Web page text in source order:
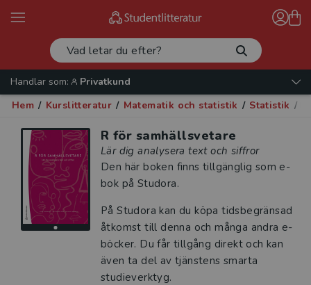
Handlar som:
Privatkund
Hem / Kurslitteratur / Matematik och statistik / Statistik /
R för samhällsvetare
Lär dig analysera text och siffror
Den här boken finns tillgänglig som e-
bok på Studora.
På Studora kan du köpa tidsbegränsad
åtkomst till denna och många andra e-
böcker. Du får tillgång direkt och kan
även ta del av tjänstens smarta
studieverktyg.